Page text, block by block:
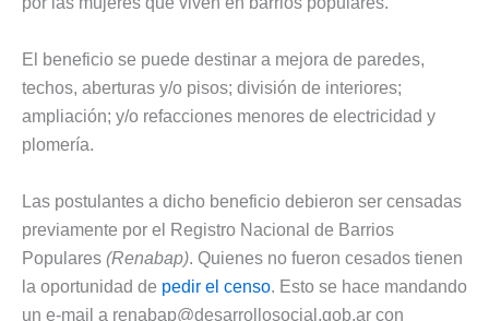
El beneficio se puede destinar a mejora de paredes,
techos, aberturas y/o pisos; división de interiores;
ampliación; y/o refacciones menores de electricidad y
plomería.
Las postulantes a dicho beneficio debieron ser censadas
previamente por el Registro Nacional de Barrios
Populares (Renabap). Quienes no fueron cesados tienen
la oportunidad de pedir el censo. Esto se hace mandando
un e-mail a renabap@desarrollosocial.gob.ar con